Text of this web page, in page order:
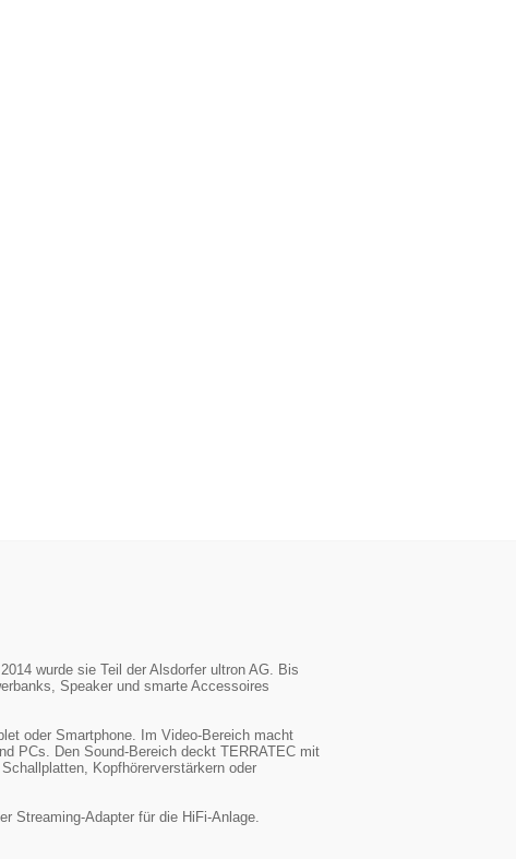
wurde sie Teil der Alsdorfer ultron AG. Bis
Speaker und smarte Accessoires
oder Smartphone. Im Video-Bereich macht
PCs. Den Sound-Bereich deckt TERRATEC mit
Kopfhörerverstärkern oder
Streaming-Adapter für die HiFi-Anlage.